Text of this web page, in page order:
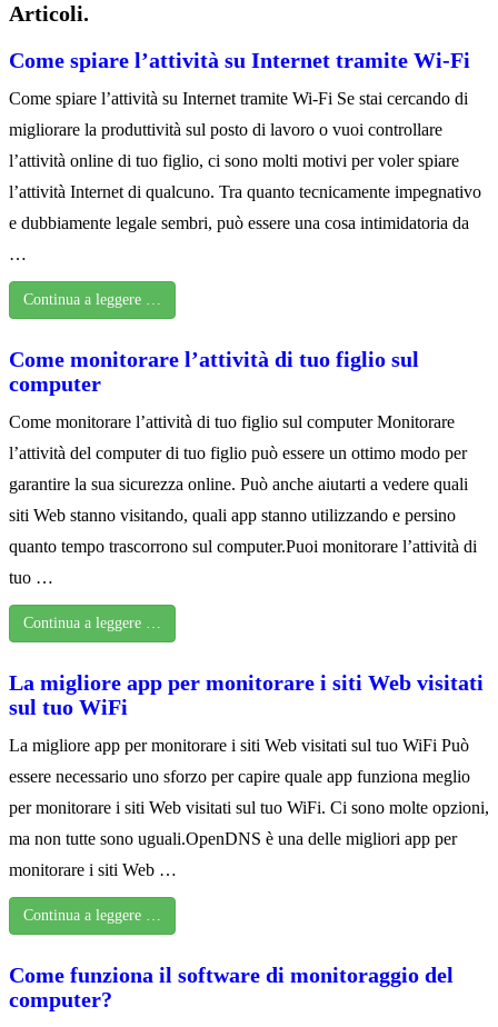
Articoli.
Come spiare l’attività su Internet tramite Wi-Fi
Come spiare l’attività su Internet tramite Wi-Fi Se stai cercando di
migliorare la produttività sul posto di lavoro o vuoi controllare
l’attività online di tuo figlio, ci sono molti motivi per voler spiare
l’attività Internet di qualcuno. Tra quanto tecnicamente impegnativo
e dubbiamente legale sembri, può essere una cosa intimidatoria da
…
Continua a leggere …
Come monitorare l’attività di tuo figlio sul
computer
Come monitorare l’attività di tuo figlio sul computer Monitorare
l’attività del computer di tuo figlio può essere un ottimo modo per
garantire la sua sicurezza online. Può anche aiutarti a vedere quali
siti Web stanno visitando, quali app stanno utilizzando e persino
quanto tempo trascorrono sul computer.Puoi monitorare l’attività di
tuo …
Continua a leggere …
La migliore app per monitorare i siti Web visitati
sul tuo WiFi
La migliore app per monitorare i siti Web visitati sul tuo WiFi Può
essere necessario uno sforzo per capire quale app funziona meglio
per monitorare i siti Web visitati sul tuo WiFi. Ci sono molte opzioni,
ma non tutte sono uguali.OpenDNS è una delle migliori app per
monitorare i siti Web …
Continua a leggere …
Come funziona il software di monitoraggio del
computer?